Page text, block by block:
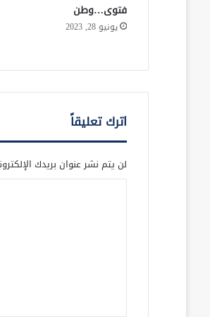
فتوى…وطن
يونيو 28, 2023
اترك تعليقاً
لن يتم نشر عنوان بريدك